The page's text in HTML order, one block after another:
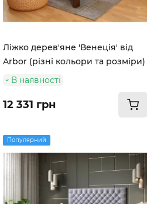
Ліжко дерев'яне 'Венеція' від
Arbor (різні кольори та розміри)
В наявності
12 331 грн
Популярний